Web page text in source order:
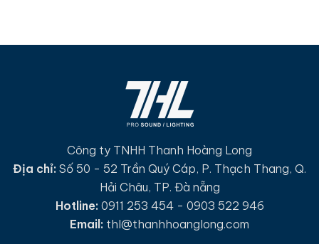
Công ty TNHH Thanh Hoàng Long
Địa chỉ: Số 50 - 52 Trần Quý Cáp, P. Thạch Thang, Q.
Hải Châu, TP. Đà nẵng
Hotline: 0911 253 454 - 0903 522 946
Email: thl@thanhhoanglong.com